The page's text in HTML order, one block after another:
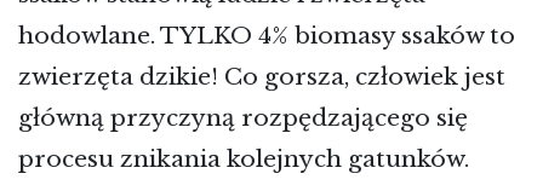
hodowlane. TYLKO 4% biomasy ssaków to
zwierzęta dzikie! Co gorsza, człowiek jest
główną przyczyną rozpędzającego się
procesu znikania kolejnych gatunków.